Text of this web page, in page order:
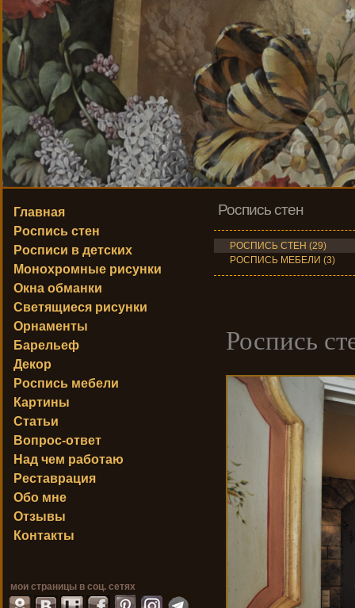
Роспись стен
РОСПИСЬ СТЕН (29)
РОСПИСЬ МЕБЕЛИ (3)
Роспись
Главная
Роспись стен
Росписи в детских
Монохромные рисунки
Окна обманки
Светящиеся рисунки
Орнаменты
Барельеф
Декор
Роспись мебели
Картины
Статьи
Вопрос-ответ
Над чем работаю
Реставрация
Обо мне
Отзывы
Контакты
мои страницы в соц. сетях